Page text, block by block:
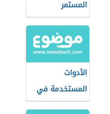
المستمر
الأدوات
المستخدمة في
طب النساء